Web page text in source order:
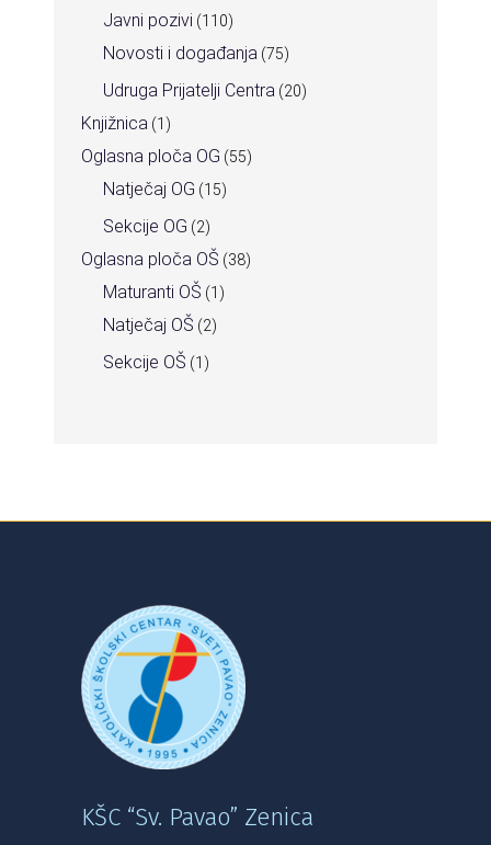
Javni pozivi (110)
Novosti i događanja (75)
Udruga Prijatelji Centra (20)
Knjižnica (1)
Oglasna ploča OG (55)
Natječaj OG (15)
Sekcije OG (2)
Oglasna ploča OŠ (38)
Maturanti OŠ (1)
Natječaj OŠ (2)
Sekcije OŠ (1)
KŠC “Sv. Pavao” Zenica